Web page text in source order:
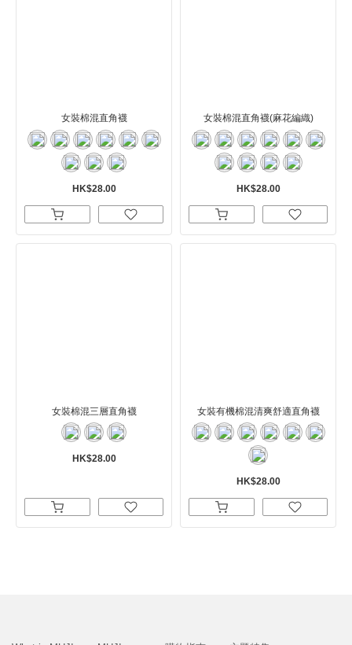
女裝棉混直角襪
HK$28.00
女裝棉混直角襪(麻花編織)
HK$28.00
女裝棉混三層直角襪
HK$28.00
女裝有機棉混清爽舒適直角襪
HK$28.00